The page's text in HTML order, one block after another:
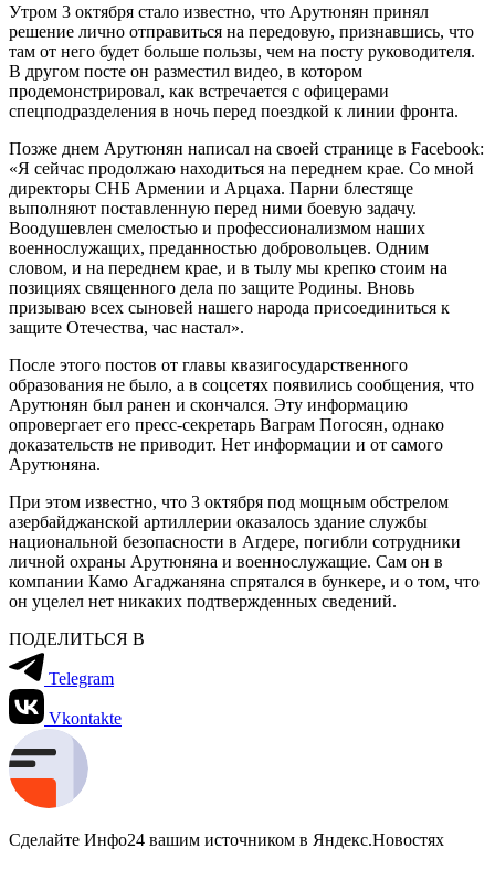
Утром 3 октября стало известно, что Арутюнян принял
решение лично отправиться на передовую, признавшись, что
там от него будет больше пользы, чем на посту руководителя.
В другом посте он разместил видео, в котором
продемонстрировал, как встречается с офицерами
спецподразделения в ночь перед поездкой к линии фронта.
Позже днем Арутюнян написал на своей странице в Facebook:
«Я сейчас продолжаю находиться на переднем крае. Со мной
директоры СНБ Армении и Арцаха. Парни блестяще
выполняют поставленную перед ними боевую задачу.
Воодушевлен смелостью и профессионализмом наших
военнослужащих, преданностью добровольцев. Одним
словом, и на переднем крае, и в тылу мы крепко стоим на
позициях священного дела по защите Родины. Вновь
призываю всех сыновей нашего народа присоединиться к
защите Отечества, час настал».
После этого постов от главы квазигосударственного
образования не было, а в соцсетях появились сообщения, что
Арутюнян был ранен и скончался. Эту информацию
опровергает его пресс-секретарь Ваграм Погосян, однако
доказательств не приводит. Нет информации и от самого
Арутюняна.
При этом известно, что 3 октября под мощным обстрелом
азербайджанской артиллерии оказалось здание службы
национальной безопасности в Агдере, погибли сотрудники
личной охраны Арутюняна и военнослужащие. Сам он в
компании Камо Агаджаняна спрятался в бункере, и о том, что
он уцелел нет никаких подтвержденных сведений.
ПОДЕЛИТЬСЯ В
Telegram
Vkontakte
Сделайте Инфо24 вашим источником в Яндекс.Новостях